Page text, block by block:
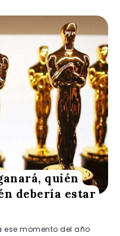
quién
debería estar
ese momento del año